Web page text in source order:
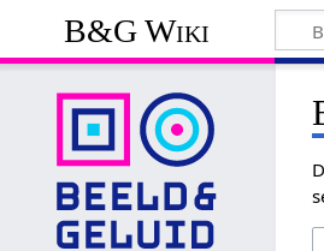
B&G Wiki